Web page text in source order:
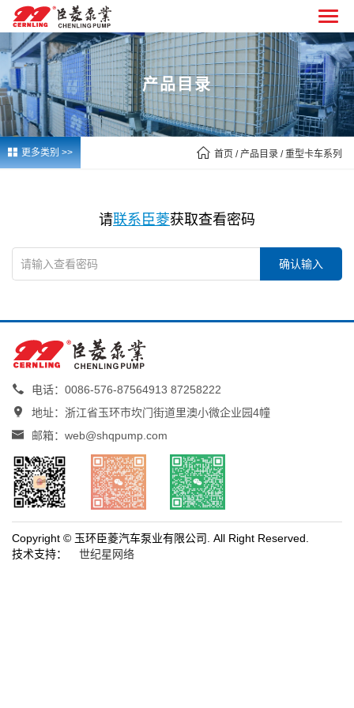
产品目录
 更多类别 >>  首页 / 产品目录 / 重型卡车系列
请联系臣菱获取查看密码
确认输入

电话：0086-576-87564913 87258222

地址：浙江省玉环市坎门街道里澳小微企业园4幢

邮箱：web@shqpump.com
Copyright © 玉环臣菱汽车泵业有限公司. All Right Reserved.
技术支持：
世纪星网络